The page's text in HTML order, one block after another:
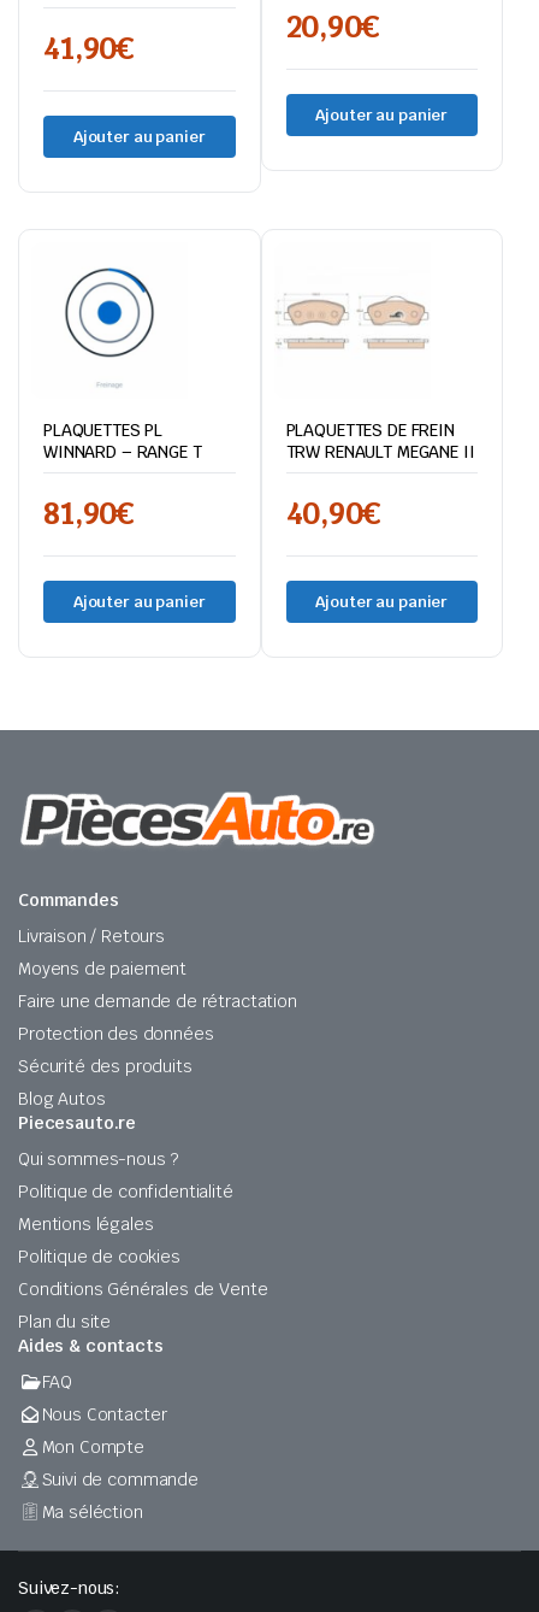
41,90€
Ajouter au panier
20,90€
Ajouter au panier
PLAQUETTES PL
WINNARD – RANGE T
81,90€
Ajouter au panier
PLAQUETTES DE FREIN
TRW RENAULT MEGANE II
40,90€
Ajouter au panier
Commandes
Livraison / Retours
Moyens de paiement
Faire une demande de rétractation
Protection des données
Sécurité des produits
Blog Autos
Piecesauto.re
Qui sommes-nous ?
Politique de confidentialité
Mentions légales
Politique de cookies
Conditions Générales de Vente
Plan du site
Aides & contacts
FAQ
Nous Contacter
Mon Compte
Suivi de commande
Ma séléction
Suivez-nous: